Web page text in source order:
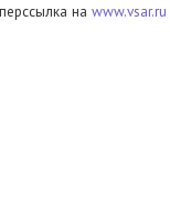
на www.vsar.ru